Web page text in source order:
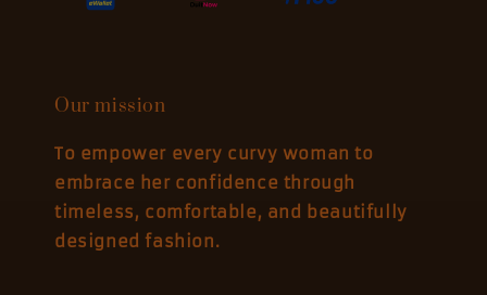
Our mission
To empower every curvy woman to
embrace her confidence through
timeless, comfortable, and beautifully
designed fashion.